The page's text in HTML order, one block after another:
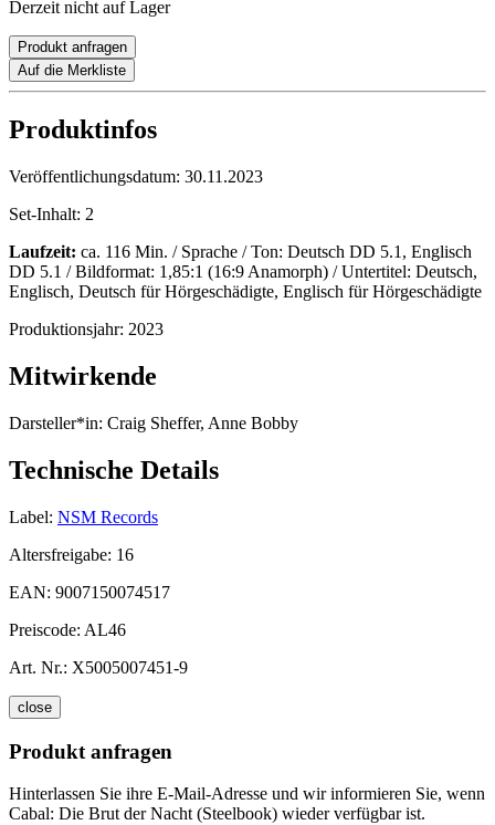
Derzeit nicht auf Lager
Produkt anfragen
Auf die Merkliste
Produktinfos
Veröffentlichungsdatum: 30.11.2023
Set-Inhalt: 2
Laufzeit: ca. 116 Min. / Sprache / Ton: Deutsch DD 5.1, Englisch
DD 5.1 / Bildformat: 1,85:1 (16:9 Anamorph) / Untertitel: Deutsch,
Englisch, Deutsch für Hörgeschädigte, Englisch für Hörgeschädigte
Produktionsjahr: 2023
Mitwirkende
Darsteller*in: Craig Sheffer, Anne Bobby
Technische Details
Label: NSM Records
Altersfreigabe: 16
EAN: 9007150074517
Preiscode: AL46
Art. Nr.: X5005007451-9
close
Produkt anfragen
Hinterlassen Sie ihre E-Mail-Adresse und wir informieren Sie, wenn
Cabal: Die Brut der Nacht (Steelbook) wieder verfügbar ist.